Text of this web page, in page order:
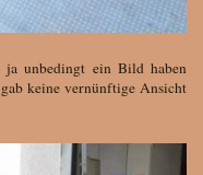
unbedingt ein Bild haben
keine vernünftige Ansicht